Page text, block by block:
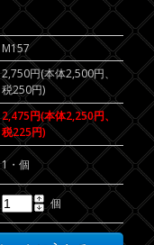
M157
2,750円(本体2,500円、
税250円)
2,475円(本体2,250円、
税225円)
1・個
個